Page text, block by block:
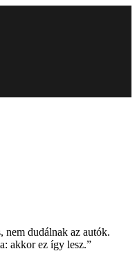
nem dudálnak az autók.
akkor ez így lesz.”